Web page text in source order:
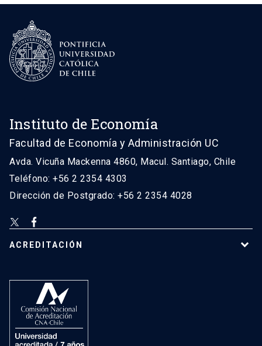
Instituto de Economía
Facultad de Economía y Administración UC
Avda. Vicuña Mackenna 4860, Macul. Santiago, Chile
Teléfono: +56 2 2354 4303
Dirección de Postgrado: +56 2 2354 4028
ACREDITACIÓN